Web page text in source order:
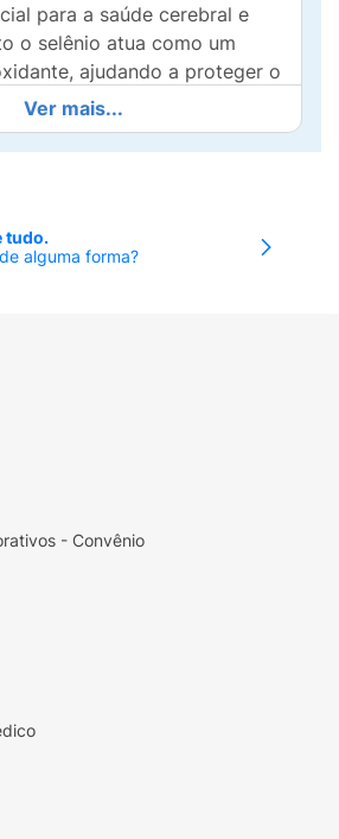
para a saúde cerebral e
o selênio atua como um
ajudando a proteger o
os radicais livres. O L-
forma ativa do ácido fólico,
o desenvolvimento fetal e
moles por embalagem,
açúcares, lactose e glúten,
se confiante em todas as
Feminís!
Ver mais...
tudo.
alguma forma?
- Convênio